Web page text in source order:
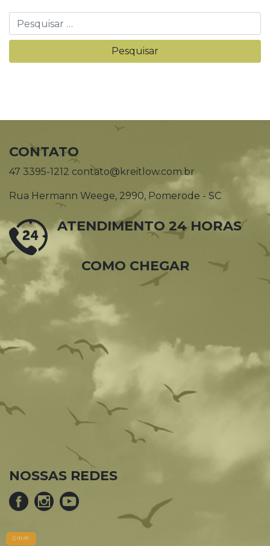
CONTATO
47 3395-1212 contato@kreitlow.com.br
Rua Hermann Weege, 2990, Pomerode - SC
ATENDIMENTO 24 HORAS
COMO CHEGAR
NOSSAS REDES